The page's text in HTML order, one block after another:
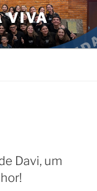
VIVA
Davi, um